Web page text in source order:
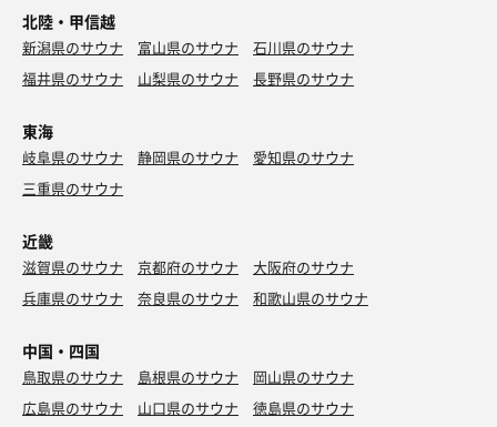
北陸・甲信越
新潟県のサウナ 富山県のサウナ
石川県のサウナ
福井県のサウナ
山梨県のサウナ 長野県のサウナ
東海
岐阜県のサウナ 静岡県のサウナ
愛知県のサウナ
三重県のサウナ
近畿
滋賀県のサウナ 京都府のサウナ
大阪府のサウナ
兵庫県のサウナ
奈良県のサウナ 和歌山県のサウナ
中国・四国
鳥取県のサウナ 島根県のサウナ
岡山県のサウナ
広島県のサウナ
山口県のサウナ
徳島県のサウナ